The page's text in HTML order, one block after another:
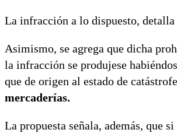
La infracción a lo dispuesto,
Asimismo, se agrega que dicha
la infracción se produjese
que de origen al estado de
mercaderías.
La propuesta señala, además, que